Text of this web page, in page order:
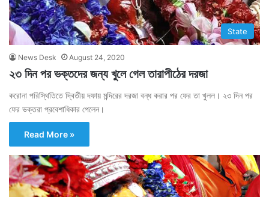
State
News Desk August 24, 2020
২৩ দিন পর ভক্তদের জন্য খুলে গেল তারাপীঠের দরজা
করোনা পরিস্থিতিতে দ্বিতীয় দফায় মন্দিরের দরজা বন্ধ করার পর ফের তা খুলল। ২৩ দিন পর
ফের ভক্তরা প্রবেশাধিকার পেলেন।
Read More »